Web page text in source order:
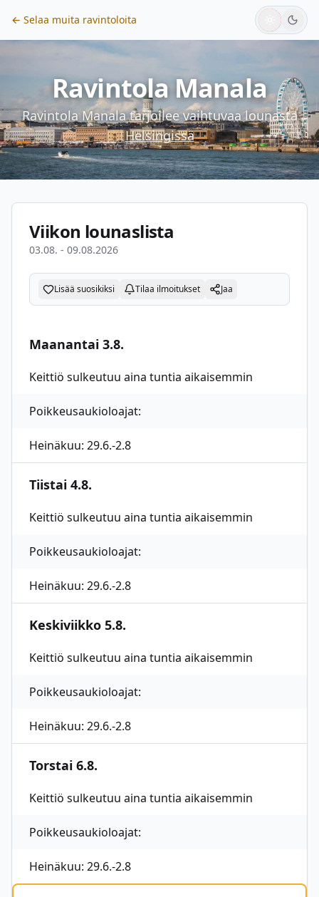
← Selaa muita ravintoloita
Ravintola Manala
Ravintola Manalatarjoilee vaihtuvaa lounasta
Helsingissä
Viikon lounaslista
03.08. - 09.08.2026
Lisää suosikiksi Tilaa ilmoitukset Jaa
Maanantai 3.8.
Keittiö sulkeutuu aina tuntia aikaisemmin
Poikkeusaukioloajat:
Heinäkuu: 29.6.-2.8
Tiistai 4.8.
Keittiö sulkeutuu aina tuntia aikaisemmin
Poikkeusaukioloajat:
Heinäkuu: 29.6.-2.8
Keskiviikko 5.8.
Keittiö sulkeutuu aina tuntia aikaisemmin
Poikkeusaukioloajat:
Heinäkuu: 29.6.-2.8
Torstai 6.8.
Keittiö sulkeutuu aina tuntia aikaisemmin
Poikkeusaukioloajat:
Heinäkuu: 29.6.-2.8